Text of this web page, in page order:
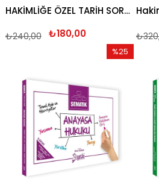
HAKİMLİĞE ÖZEL TARİH SORU BANKASI 2026
₺180,00
₺240,00
%25